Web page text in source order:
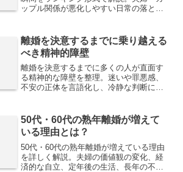
ップル関係が悪化しやすい日常の落とし
離婚を決意するまでに乗り越える
べき精神的障壁
離婚を決意するまでに多くの人が直面す
る精神的な障壁を整理。迷いや罪悪感、
不安の正体を言語化し、冷静な判断に進
50代・60代の熟年離婚が増えて
いる理由とは？
50代・60代の熟年離婚が増えている理由
を詳しく解説。夫婦の価値観の変化、経
済的な自立、定年後の生活、長年の不満